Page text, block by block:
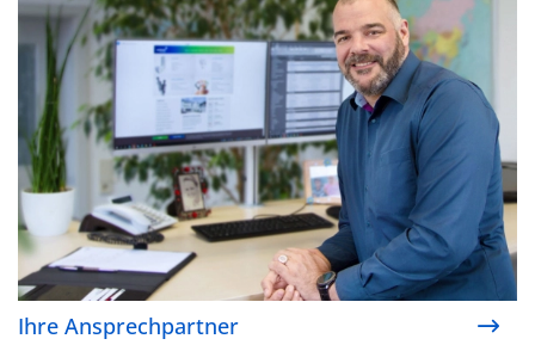
Ihre Ansprechpartner